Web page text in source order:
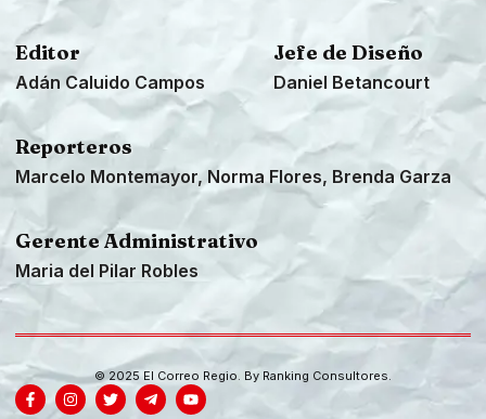
Editor
Adán Caluido Campos
Jefe de Diseño
Daniel Betancourt
Reporteros
Marcelo Montemayor, Norma Flores, Brenda Garza
Gerente Administrativo
Maria del Pilar Robles
© 2025 El Correo Regio. By Ranking Consultores